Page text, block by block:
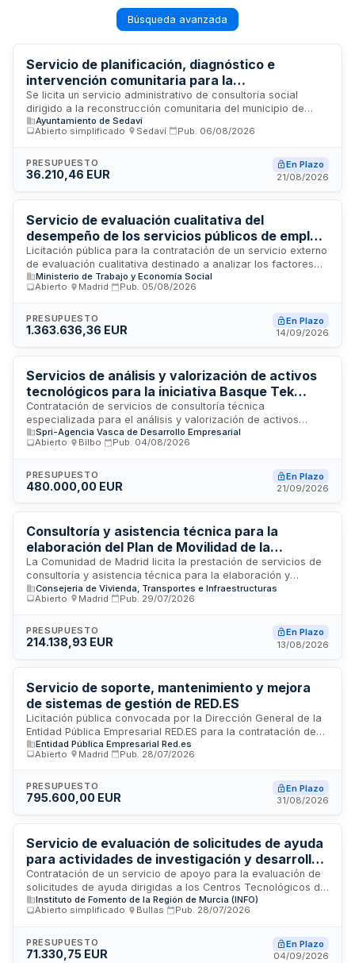
Búsqueda avanzada
Servicio de planificación, diagnóstico e
intervención comunitaria para la
reconstrucción social del municipio de Sedaví
tras la DANA
Se licita un servicio administrativo de consultoría social
dirigido a la reconstrucción comunitaria del municipio de
Sedaví tras la DANA. El servicio comprende la realización de
diagnósticos de situación social, identificación de
comunitarias orientadas a la recuperación y atención social.
El contrato, dividido en cuatro lotes temáticos, abarca
adolescente, planificación de juventud y evaluación de
planes de infancia. La contratación corre a cargo del
Ayuntamiento de Sedaví a través de la Junta de Gobierno
Local.
Ayuntamiento de Sedaví
Abierto simplificado
Sedaví Pub. 06/08/2026
PRESUPUESTO
36.210,46 EUR
En Plazo
21/08/2026
Servicio de evaluación cualitativa del
desempeño de los servicios públicos de empleo
- Servicio Público de Empleo Estatal
Licitación pública para la contratación de un servicio externo
de evaluación cualitativa destinado a analizar los factores
que inciden en el desempeño de los Servicios Públicos de
Empleo, tanto estatal como autonómicos. El contrato
Empleo de realizar evaluaciones continuadas y planificadas
de las políticas de empleo, siguiendo el modelo promovido
de Empleo de la Unión Europea. La ejecución será de tres
años prorrogables hasta dos años más.
Ministerio de Trabajo y Economía Social
Abierto
Madrid Pub. 05/08/2026
PRESUPUESTO
1.363.636,36 EUR
En Plazo
14/09/2026
Servicios de análisis y valorización de activos
tecnológicos para la iniciativa Basque Tek
Ventures - SPRI
Contratación de servicios de consultoría técnica
especializada para el análisis y valorización de activos
tecnológicos en el ámbito de industria inteligente, dirigido por
SPRI. El servicio comprende la evaluación de proyectos en
ciberfísicos, ciberseguridad y materiales avanzados, con el
objetivo de identificar las mejores oportunidades para
acompañamiento integral en diferentes etapas de
maduración empresarial.
Spri-Agencia Vasca de Desarrollo Empresarial
Abierto
Bilbo Pub. 04/08/2026
PRESUPUESTO
480.000,00 EUR
En Plazo
21/09/2026
Consultoría y asistencia técnica para la
elaboración del Plan de Movilidad de la
Comunidad de Madrid
La Comunidad de Madrid licita la prestación de servicios de
consultoría y asistencia técnica para la elaboración y
redacción integral del Plan de Movilidad de la región. El
contratista deberá desarrollar un plan estratégico que
objetivos, medidas de actuación, propuestas concretas,
análisis económico, social y ambiental, así como programas
elaboración de un documento de resumen ejecutivo para
presentación en diferentes foros.
Consejeria de Vivienda, Transportes e Infraestructuras
Abierto
Madrid Pub. 29/07/2026
PRESUPUESTO
214.138,93 EUR
En Plazo
13/08/2026
Servicio de soporte, mantenimiento y mejora
de sistemas de gestión de RED.ES
Licitación pública convocada por la Dirección General de la
Entidad Pública Empresarial RED.ES para la contratación de
servicios de soporte técnico, mantenimiento evolutivo y
mejora continua de los sistemas de gestión informática de la
especializada, resolución de incidencias, actualizaciones de
software, optimización de infraestructuras y consultoría en
euros para garantizar la operatividad, seguridad y eficiencia
de los sistemas que soportan la actividad de la entidad.
Entidad Pública Empresarial Red.es
Abierto
Madrid Pub. 28/07/2026
PRESUPUESTO
795.600,00 EUR
En Plazo
31/08/2026
Servicio de evaluación de solicitudes de ayuda
para actividades de investigación y desarrollo
en Centros Tecnológicos de la Región de
Murcia
Contratación de un servicio de apoyo para la evaluación de
solicitudes de ayuda dirigidas a los Centros Tecnológicos de
la Región de Murcia, destinadas a actividades de
investigación y desarrollo de carácter no económico durante
Región de Murcia licita este servicio mediante procedimiento
abierto simplificado, requiriendo la asignación de
Instituto de Fomento de la Región de Murcia (INFO)
Abierto simplificado
Bullas Pub. 28/07/2026
PRESUPUESTO
71.330,75 EUR
En Plazo
04/09/2026